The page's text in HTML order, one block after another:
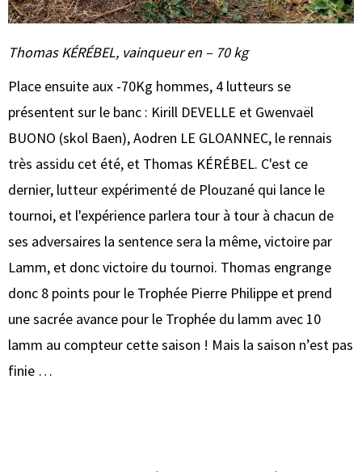
Thomas KÉRÉBEL, vainqueur en – 70 kg
Place ensuite aux -70Kg hommes, 4 lutteurs se
présentent sur le banc : Kirill DEVELLE et Gwenvaël
BUONO (skol Baen), Aodren LE GLOANNEC, le rennais
très assidu cet été, et Thomas KÉRÉBEL. C'est ce
dernier, lutteur expérimenté de Plouzané qui lance le
tournoi, et l'expérience parlera tour à tour à chacun de
ses adversaires la sentence sera la même, victoire par
Lamm, et donc victoire du tournoi. Thomas engrange
donc 8 points pour le Trophée Pierre Philippe et prend
une sacrée avance pour le Trophée du lamm avec 10
lamm au compteur cette saison ! Mais la saison n’est pas
finie …